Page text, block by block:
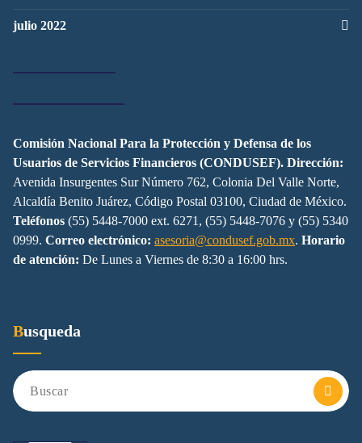
julio 2022
Comisión Nacional Para la Protección y Defensa de los
Usuarios de Servicios Financieros (CONDUSEF). Dirección:
Avenida Insurgentes Sur Número 762, Colonia Del Valle Norte,
Alcaldía Benito Juárez, Código Postal 03100, Ciudad de México.
Teléfonos (55) 5448-7000 ext. 6271, (55) 5448-7076 y (55) 5340
0999. Correo electrónico: asesoria@condusef.gob.mx. Horario
de atención: De Lunes a Viernes de 8:30 a 16:00 hrs.
Busqueda